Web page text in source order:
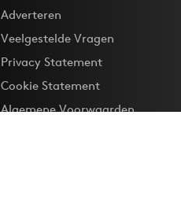
Adverteren
Veelgestelde Vragen
Privacy Statement
Cookie Statement
Algemene Voorwaarden